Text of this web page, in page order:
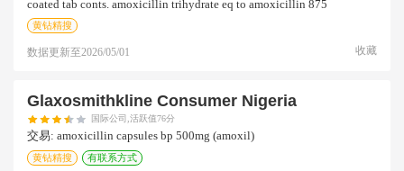
coated tab conts. amoxicillin trihydrate eq to amoxicillin 875
黄钻精搜
数据更新至2026/05/01 收藏
Glaxosmithkline Consumer Nigeria
国际公司,活跃值76分
交易: amoxicillin capsules bp 500mg (amoxil)
黄钻精搜 有联系方式